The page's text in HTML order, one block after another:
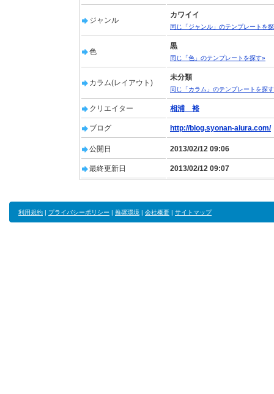
ジャンル
カワイイ
同じ「ジャンル」のテンプレートを
色
黒
同じ「色」のテンプレートを探す»
カラム(レイアウト)
未分類
同じ「カラム」のテンプレートを探
クリエイター 相浦 裕
ブログ http://blog.syonan-aiura.com/
公開日 2013/02/12 09:06
最終更新日 2013/02/12 09:07
利用規約 | プライバシーポリシー | 推奨環境 | 会社概要 | サイトマップ